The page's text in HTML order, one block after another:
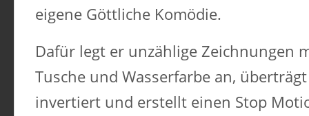
eigene Göttliche Komödie.
Dafür legt er unzählige Zeichnungen
Tusche und Wasserfarbe an,
invertiert und erstellt einen Stop